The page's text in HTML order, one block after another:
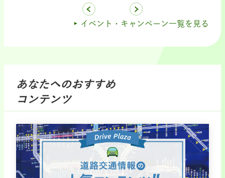
イベント・キャンペーン一覧を見る
あなたへのおすすめ
コンテンツ